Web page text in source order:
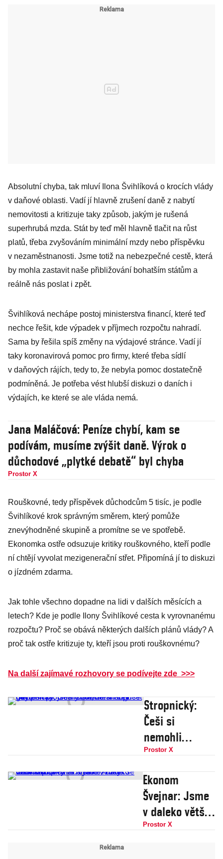
Absolutní chyba, tak mluví Ilona Švihlíková o krocích vlády
v daňové oblasti. Vadí jí hlavně zrušení daně z nabytí
nemovitosti a kritizuje taky způsob, jakým je rušená
superhrubá mzda. Stát by teď měl hlavně tlačit na růst
platů, třeba zvyšováním minimální mzdy nebo příspěvku
v nezaměstnanosti. Jsme totiž na nebezpečné cestě, která
by mohla zastavit naše přibližování bohatším státům a
reálně nás poslat i zpět.
Švihlíková nechápe postoj ministerstva financí, které teď
nechce řešit, kde výpadek v příjmech rozpočtu nahradí.
Sama by řešila spíš změny na výdajové stránce. Vadí jí
taky koronavirová pomoc pro firmy, které třeba sídlí
v daňových rájích, tedy to, že nebyla pomoc dostatečně
podmíněná. Je potřeba vést hlubší diskuzi o daních i
výdajích, ke které se ale vláda nemá.
Jana Maláčová: Peníze chybí, kam se
podívám, musíme zvýšit daně. Výrok o
důchodové „plytké debatě“ byl chyba
Prostor X
Rouškovné, tedy příspěvek důchodcům 5 tisíc, je podle
Švihlíkové krok správným směrem, který pomůže
znevýhodněné skupině a promítne se ve spotřebě.
Ekonomka ostře odsuzuje kritiky rouškovného, kteří podle
ní chtějí vyvolat mezigenerační střet. Připomíná jí to diskuzi
o jízdném zdarma.
Jak tohle všechno dopadne na lidi v dalších měsících a
letech? Kde je podle Ilony Švihlíkové cesta k vyrovnanému
rozpočtu? Proč se obává některých dalších plánů vlády? A
proč tak ostře kritizuje ty, kteří jsou proti rouškovnému?
Na další zajímavé rozhovory se podívejte zde >>>
Stropnický:
Češi si
nemohli
odpustit
dovolenou,
jsou
rozmazlení.
Levice má řešit
problémy lidí,
Prostor X
Ekonom
Švejnar: Jsme
v daleko větší
krizi, než si
Prostor X